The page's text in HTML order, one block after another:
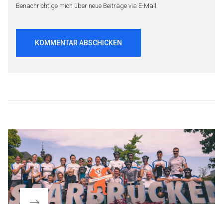
Benachrichtige mich über neue Beiträge via E-Mail.